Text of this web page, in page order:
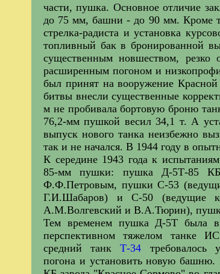
части, пушка. Основное отличие
до 75 мм, башни - до 90 мм. Кроме
стрелка-радиста и установка
топливный бак в бронированной
существенным новшеством,
расширенным погоном и
был принят на вооружение Красной
битвы внесли существенные
м не пробивала бортовую броню
76,2-мм пушкой весил 34,1 т. А
выпуск нового танка неизбежно
так и не начался. В 1944 году в
К середине 1943 года к
85-мм пушки: пушка Д-5Т-85
Ф.Ф.Петровым, пушки С-53
Г.И.Шабаров) и С-50 (ведущие
А.М.Волгевский и В.А.Тюрин),
Тем временем пушка Д-5Т была
перспективном тяжелом танке
средний танкТ-34 требовалось
погона и установить новую башню.